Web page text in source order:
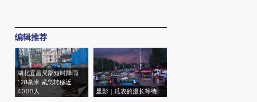
编辑推荐
湖北宜昌局部短时降雨
128毫米 紧急转移近
4000人
显影｜瓜农的漫长等待